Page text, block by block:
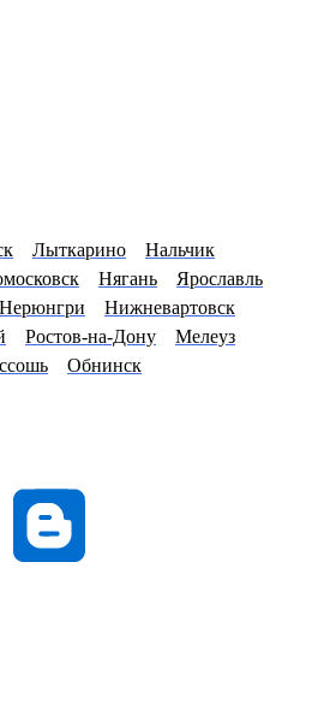
Лыткарино
Нальчик
Нягань
Ярославль
Нерюнгри
Нижневартовск
Ростов-на-Дону
Мелеуз
Обнинск